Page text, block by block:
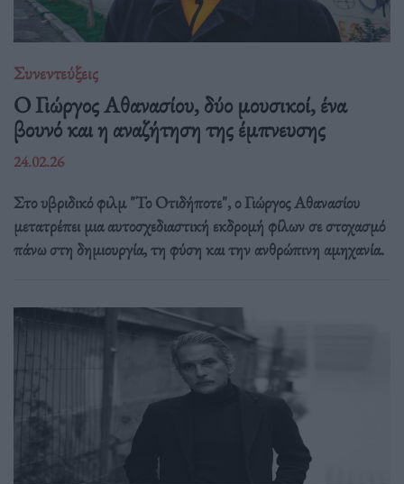
Συνεντεύξεις
Ο Γιώργος Αθανασίου, δύο μουσικοί, ένα
βουνό και η αναζήτηση της έμπνευσης
24.02.26
Στο υβριδικό φιλμ "Το Οτιδήποτε", ο Γιώργος Αθανασίου
μετατρέπει μια αυτοσχεδιαστική εκδρομή φίλων σε στοχασμό
πάνω στη δημιουργία, τη φύση και την ανθρώπινη αμηχανία.